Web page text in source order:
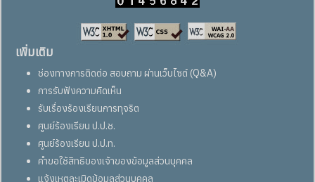
เพิ่มเติม
ช่องทางการติดต่อ สอบถาม ผ่านเว็บไซต์ (Q&A)
การรับฟังความคิดเห็น
รับเรื่องร้องเรียนการทุจริต
ศูนย์ร้องเรียน ป.ป.ช.
ศูนย์ร้องเรียน ป.ป.ท.
คำขอใช้สิทธิของเจ้าของข้อมูลส่วนบุคคล
แจ้งเหตุละเมิดข้อมูลส่วนบุคคล